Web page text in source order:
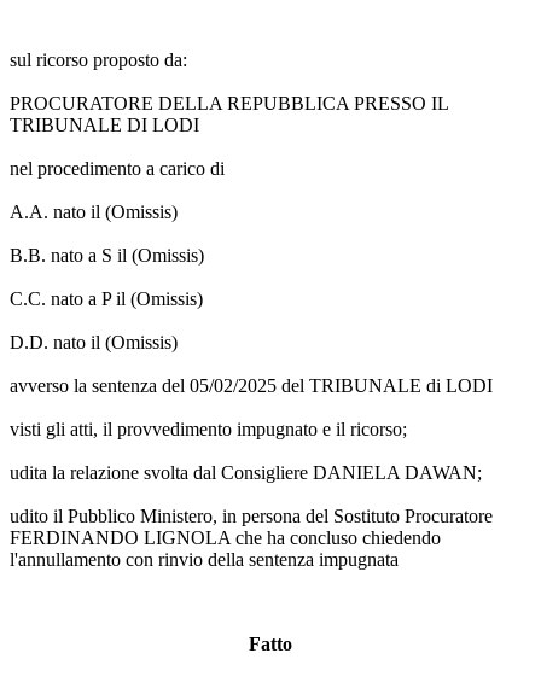
sul ricorso proposto da:
PROCURATORE DELLA REPUBBLICA PRESSO IL
TRIBUNALE DI LODI
nel procedimento a carico di
A.A. nato il (Omissis)
B.B. nato a S il (Omissis)
C.C. nato a P il (Omissis)
D.D. nato il (Omissis)
avverso la sentenza del 05/02/2025 del TRIBUNALE di LODI
visti gli atti, il provvedimento impugnato e il ricorso;
udita la relazione svolta dal Consigliere DANIELA DAWAN;
udito il Pubblico Ministero, in persona del Sostituto Procuratore
FERDINANDO LIGNOLA che ha concluso chiedendo
l'annullamento con rinvio della sentenza impugnata
Fatto